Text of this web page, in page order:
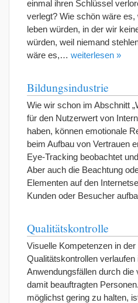
einmal ihren Schlüssel
verlegt? Wie schön wäre es,
leben würden, in der wir
würden, weil niemand
wäre es,… weiterlesen »
Bildungsindustrie
Wie wir schon im Abschnitt
für den Nutzerwert von
haben, können emotionale
beim Aufbau von Vertrauen
Eye-Tracking beobachtet
Aber auch die Beachtung
Elementen auf den
Kunden oder Besucher
Qualitätskontrolle
Visuelle Kompetenzen in
Qualitätskontrollen verlaufen
Anwendungsfällen durch die
damit beauftragten
möglichst gering zu halten,